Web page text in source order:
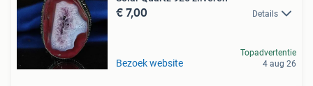
€ 7,00 Details
Bezoek website
Topadvertentie
4 aug 26